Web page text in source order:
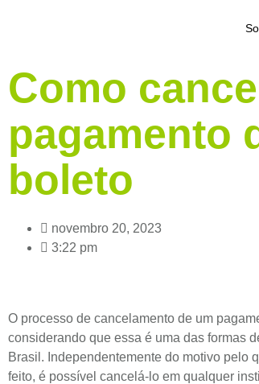
Como
pagamento
boleto
novembro 20, 2023
3:22 pm
O processo de cancelamento de um
considerando que essa é uma das formas
Brasil. Independentemente do motivo pelo
feito, é possível cancelá-lo em qualquer